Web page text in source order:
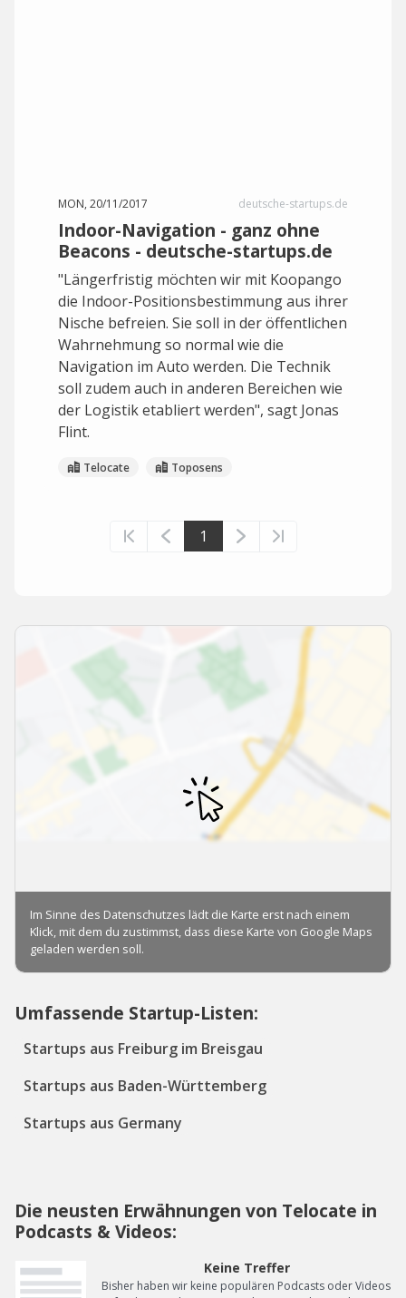
MON, 20/11/2017 deutsche-startups.de
Indoor-Navigation - ganz ohne
Beacons - deutsche-startups.de
"Längerfristig möchten wir mit Koopango
die Indoor-Positionsbestimmung aus ihrer
Nische befreien. Sie soll in der öffentlichen
Wahrnehmung so normal wie die
Navigation im Auto werden. Die Technik
soll zudem auch in anderen Bereichen wie
der Logistik etabliert werden", sagt Jonas
Flint.
Telocate Toposens
1
Umfassende Startup-Listen:
Startups aus Freiburg im Breisgau
Startups aus Baden-Württemberg
Startups aus Germany
Die neusten Erwähnungen von Telocate in
Podcasts & Videos:
Keine Treffer
Bisher haben wir keine populären Podcasts oder Videos